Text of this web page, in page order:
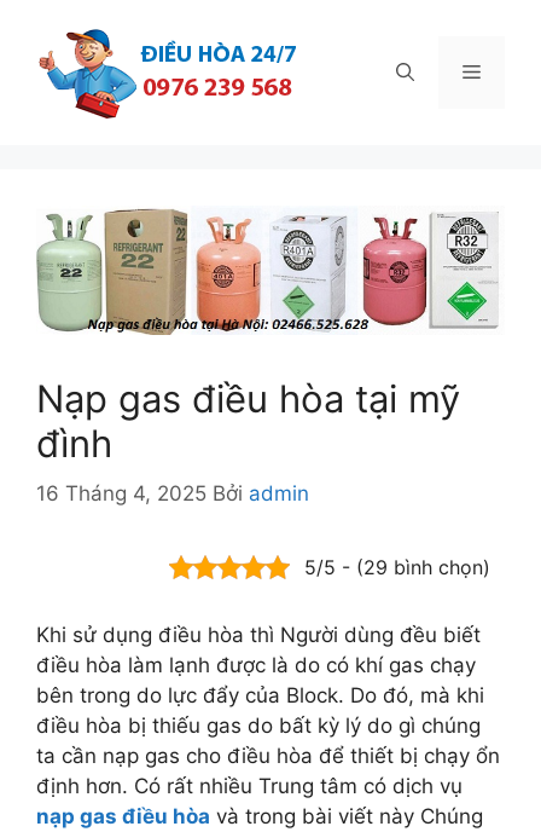
Menu
Nạp gas điều hòa tại mỹ
đình
16 Tháng 4, 2025 Bởi admin
5/5 - (29 bình chọn)
Khi sử dụng điều hòa thì Người dùng đều biết
điều hòa làm lạnh được là do có khí gas chạy
bên trong do lực đẩy của Block. Do đó, mà khi
điều hòa bị thiếu gas do bất kỳ lý do gì chúng
ta cần nạp gas cho điều hòa để thiết bị chạy ổn
định hơn. Có rất nhiều Trung tâm có dịch vụ
nạp gas điều hòa và trong bài viết này Chúng